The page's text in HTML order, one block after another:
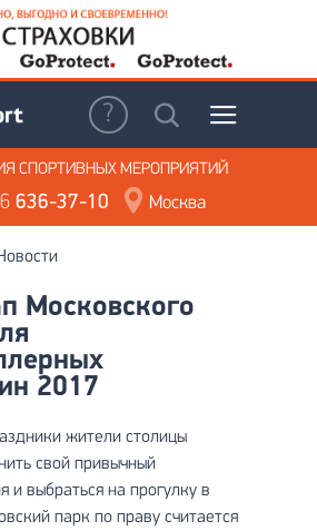
СПОРТИВНЫХ МЕРОПРИЯТИЙ
636-37-10 Москва
Московского
2017
жители столицы
свой привычный
и выбраться на прогулку в
парк по праву считается